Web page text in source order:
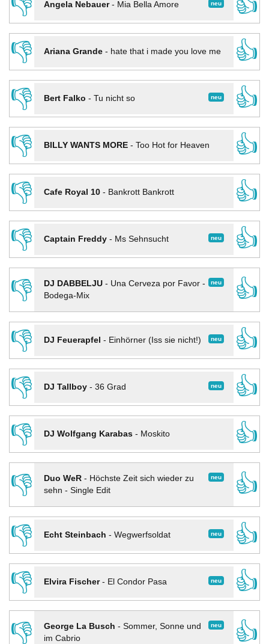
neu
Angela Nebauer- Mia Bella Amore
👎
Ariana Grande- hate that i made you love me
👍
👎
neu
Bert Falko - Tu nicht so
👍
👎
BILLY WANTS MORE- Too Hot for Heaven
👍
👎
Cafe Royal 10- Bankrott Bankrott
👍
👎
neu
Captain Freddy- Ms Sehnsucht
👍
👎
neu
DJ DABBELJU- Una Cerveza por Favor -
Bodega-Mix
👍
👎
neu
DJ Feuerapfel - Einhörner (Iss sie nicht!)
👍
👎
neu
DJ Tallboy- 36 Grad
👍
👎
DJ Wolfgang Karabas- Moskito
👍
👎
neu
Duo WeR- Höchste Zeit sich wieder zu
sehn - Single Edit
👍
👎
neu
Echt Steinbach - Wegwerfsoldat
👍
👎
neu
Elvira Fischer- El Condor Pasa
👍
👎
neu
George La Busch - Sommer, Sonne und
im Cabrio
👍